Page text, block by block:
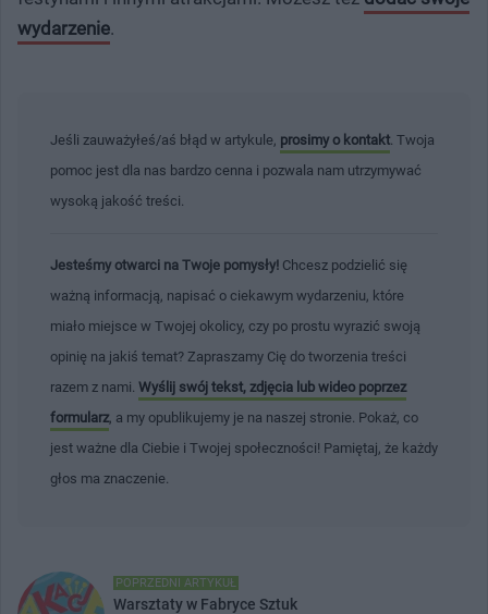
wydarzenie.
Jeśli zauważyłeś/aś błąd w artykule, prosimy o kontakt . Twoja
pomoc jest dla nas bardzo cenna i pozwala nam utrzymywać
wysoką jakość treści.
Jesteśmy otwarci na Twoje pomysły! Chcesz podzielić się
ważną informacją, napisać o ciekawym wydarzeniu, które
miało miejsce w Twojej okolicy, czy po prostu wyrazić swoją
opinię na jakiś temat? Zapraszamy Cię do tworzenia treści
razem z nami. Wyślij swój tekst, zdjęcia lub wideo poprzez
formularz , a my opublikujemy je na naszej stronie. Pokaż, co
jest ważne dla Ciebie i Twojej społeczności! Pamiętaj, że każdy
głos ma znaczenie.
POPRZEDNI ARTYKUŁ
Warsztaty w Fabryce Sztuk